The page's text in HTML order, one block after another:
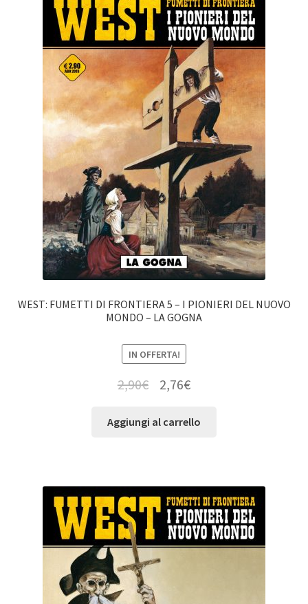
WEST: FUMETTI DI FRONTIERA 5 – I PIONIERI DEL NUOVO
MONDO – LA GOGNA
IN OFFERTA!
2,90€ 2,76€
Aggiungi al carrello